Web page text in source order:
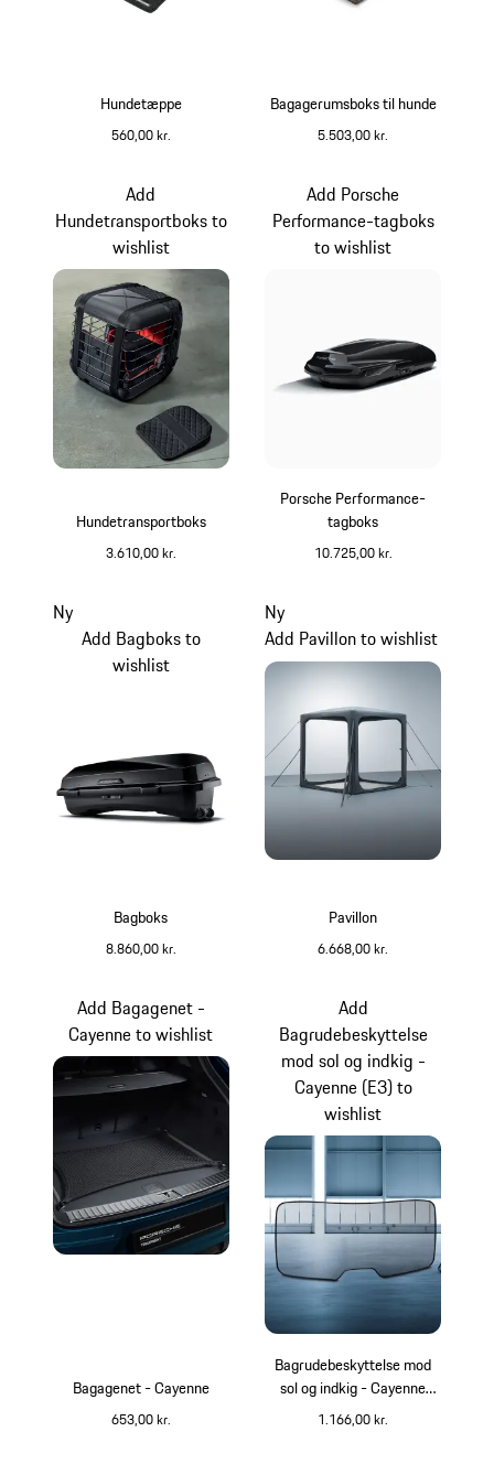
Hundetæppe
560,00 kr.
Bagagerumsboks til hunde
5.503,00 kr.
Hundetransportboks
3.610,00 kr.
Add
Hundetransportboks to
wishlist
Porsche Performance-
tagboks
10.725,00 kr.
Add Porsche
Performance-tagboks
to wishlist
Bagboks
8.860,00 kr.
Ny
Add Bagboks to
wishlist
Pavillon
6.668,00 kr.
Ny
Add Pavillon to wishlist
Bagagenet - Cayenne
653,00 kr.
Add Bagagenet -
Cayenne to wishlist
Bagrudebeskyttelse mod
sol og indkig - Cayenne
(E3)
1.166,00 kr.
Add
Bagrudebeskyttelse
mod sol og indkig -
Cayenne (E3) to
wishlist